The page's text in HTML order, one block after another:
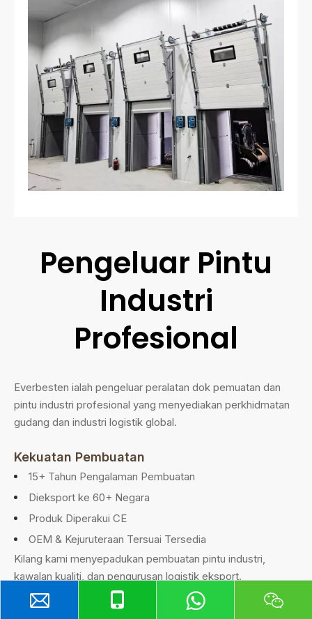
Pengeluar Pintu
Industri
Profesional
Everbesten ialah pengeluar peralatan dok pemuatan dan
pintu industri profesional yang menyediakan perkhidmatan
gudang dan industri logistik global.
Kekuatan Pembuatan
15+ Tahun Pengalaman Pembuatan
Dieksport ke 60+ Negara
Produk Diperakui CE
OEM & Kejuruteraan Tersuai Tersedia
Kilang kami menyepadukan pembuatan pintu industri,
kawalan kualiti, dan pengurusan logistik eksport.